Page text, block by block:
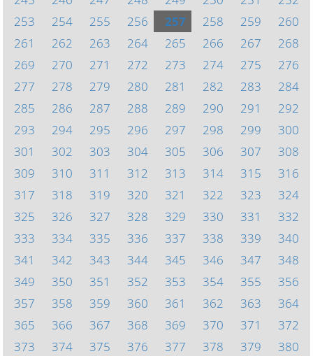
253
254 255 256 257 258 259
260
261
262 263 264 265 266 267
268
269
270 271 272 273 274 275
276
277
278 279 280 281 282 283
284
285
286 287 288 289 290 291
292
293
294 295 296 297 298 299
300
301
302 303 304 305 306 307
308
309
310 311 312 313 314 315
316
317
318 319 320 321 322 323
324
325
326 327 328 329 330 331
332
333
334 335 336 337 338 339
340
341
342 343 344 345 346 347
348
349
350 351 352 353 354 355
356
357
358 359 360 361 362 363
364
365
366 367 368 369 370 371
372
373
374 375 376 377 378 379 380